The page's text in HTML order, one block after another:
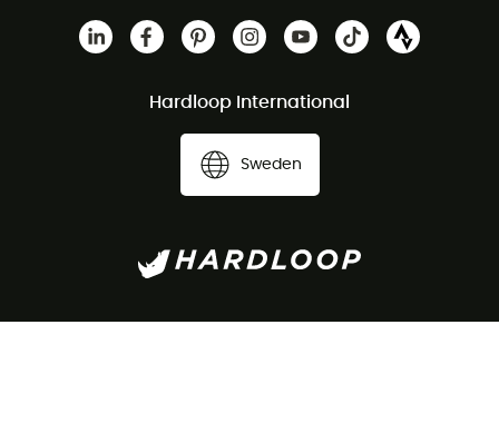
Hardloop International
Sweden